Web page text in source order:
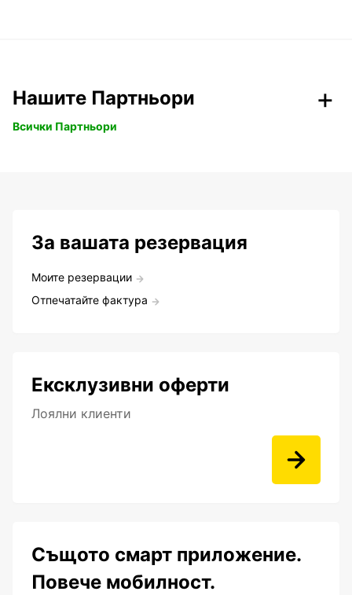
Нашите Партньори
Всички Партньори
За вашата резервация
Моите резервации
Отпечатайте фактура
Ексклузивни оферти
Лоялни клиенти
Същото смарт приложение.
Повече мобилност.